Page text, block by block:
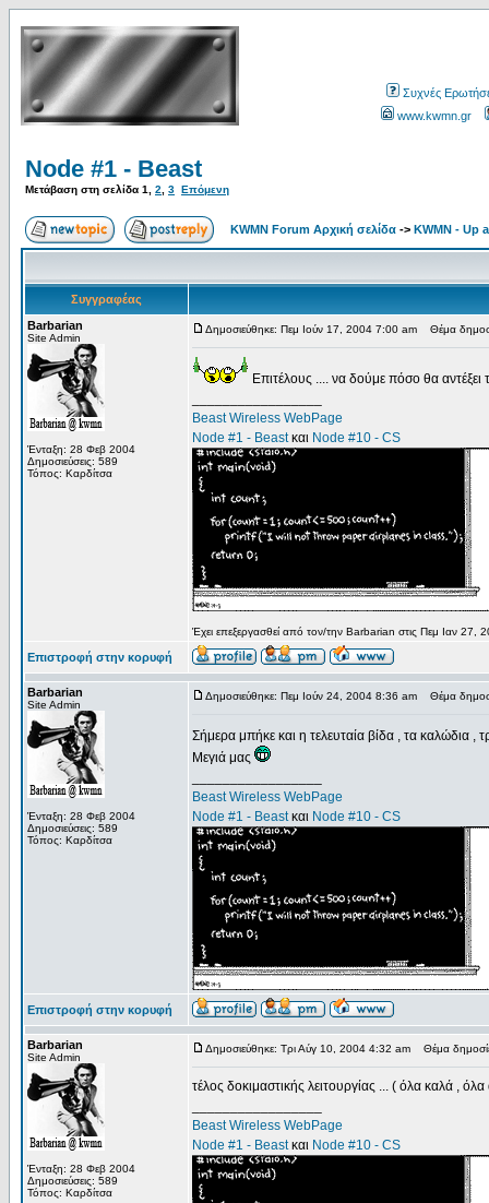
Συχνές
www.kwmn.gr
Node #1 - Beast
Μετάβαση στη σελίδα 1 2 3 Επόμενη
KWMN Forum Αρχική σελίδα -> KWMN - Up
Συγγραφέας
Barbarian
Site Admin
Ένταξη: 28 Φεβ 2004
Δημοσιεύσεις: 589
Τόπος: Καρδίτσα
Δημοσιεύθηκε: Πεμ Ιούν 17, 2004 7:00 am Θέμα
Επιτέλους .... να δούμε πόσο θα
Beast Wireless WebPage
Node #1 - Beastκαι Node #10 - CS
Έχει επεξεργασθεί από τον/την Barbarian στις Πεμ Ιαν 27,
Επιστροφή στην κορυφή
Barbarian
Site Admin
Ένταξη: 28 Φεβ 2004
Δημοσιεύσεις: 589
Τόπος: Καρδίτσα
Δημοσιεύθηκε: Πεμ Ιούν 24, 2004 8:36 am Θέμα
Σήμερα μπήκε και η τελευταία βίδα , τα καλώδια ,
Μεγιά μας
Beast Wireless WebPage
Node #1 - Beastκαι Node #10 - CS
Επιστροφή στην κορυφή
Barbarian
Site Admin
Ένταξη: 28 Φεβ 2004
Δημοσιεύσεις: 589
Τόπος: Καρδίτσα
Δημοσιεύθηκε: Τρι Αύγ 10, 2004 4:32 am Θέμα
τέλος δοκιμαστικής λειτουργίας ... ( όλα καλά ,
Beast Wireless WebPage
Node #1 - Beastκαι Node #10 - CS